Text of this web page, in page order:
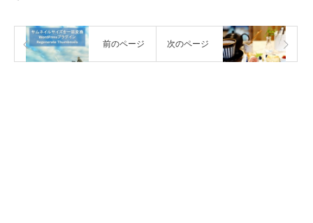
前のページ 次のページ